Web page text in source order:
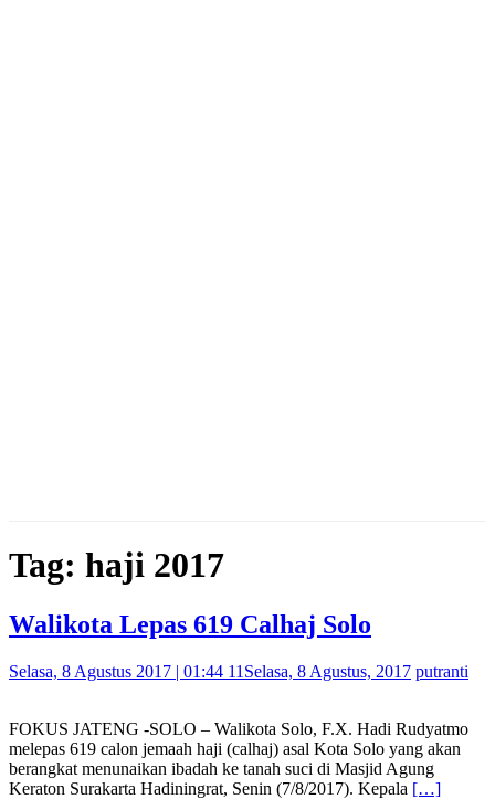
Tag: haji 2017
Walikota Lepas 619 Calhaj Solo
Selasa, 8 Agustus 2017 | 01:44 11 Selasa, 8 Agustus, 2017 putranti
FOKUS JATENG -SOLO – Walikota Solo, F.X. Hadi Rudyatmo
melepas 619 calon jemaah haji (calhaj) asal Kota Solo yang akan
berangkat menunaikan ibadah ke tanah suci di Masjid Agung
Keraton Surakarta Hadiningrat, Senin (7/8/2017). Kepala […]